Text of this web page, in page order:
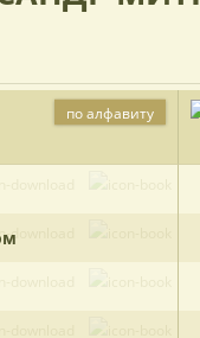
по алфавиту